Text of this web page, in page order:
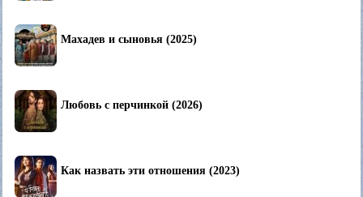
Махадев и сыновья (2025)
Любовь с перчинкой (2026)
Как назвать эти отношения (2023)